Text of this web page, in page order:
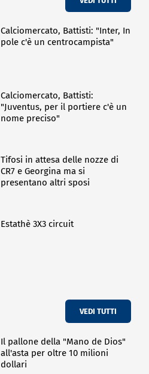
Calciomercato, Battisti: "Inter, In
pole c'è un centrocampista"
Calciomercato, Battisti:
"Juventus, per il portiere c'è un
nome preciso"
Tifosi in attesa delle nozze di
CR7 e Georgina ma si
presentano altri sposi
Estathè 3X3 circuit
VEDI TUTTI
Il pallone della "Mano de Dios"
all'asta per oltre 10 milioni
dollari